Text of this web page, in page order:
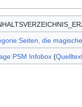
die
Infobox(